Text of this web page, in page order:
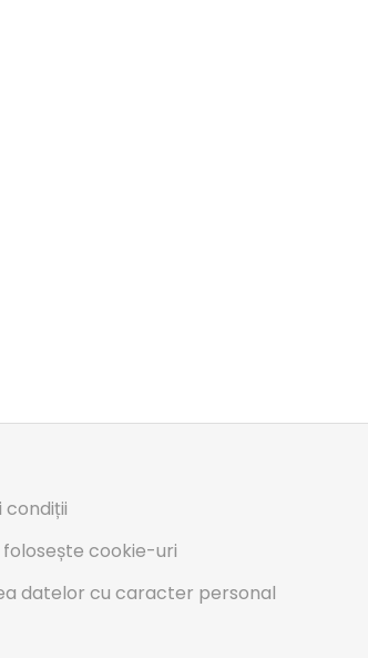
condiții
cookie-uri
datelor cu caracter personal